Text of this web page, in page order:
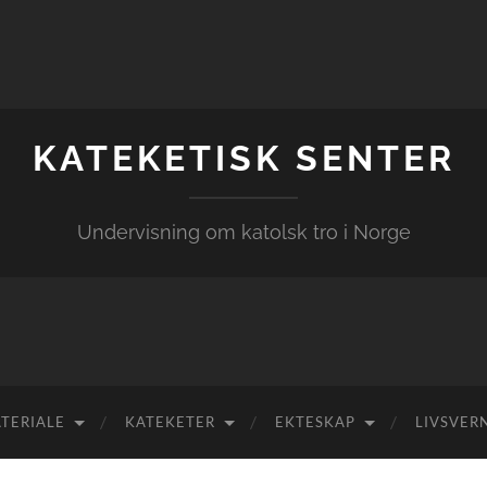
KATEKETISK SENTER
Undervisning om katolsk tro i Norge
KATEKETER EKTESKAP